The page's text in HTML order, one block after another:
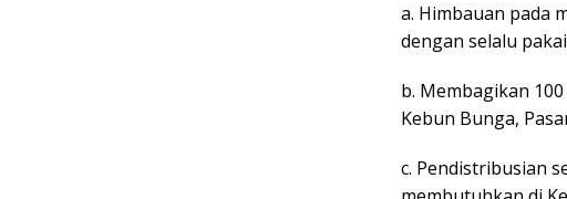
a. Himbauan pada
dengan selalu
b. Membagikan
Kebun Bunga,
c. Pendistribusian